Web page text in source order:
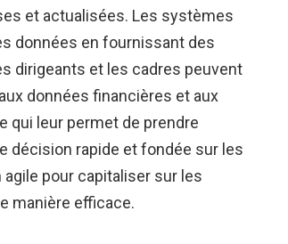
et actualisées. Les systèmes
données en fournissant des
dirigeants et les cadres peuvent
données financières et aux
qui leur permet de prendre
décision rapide et fondée sur les
pour capitaliser sur les
manière efficace.